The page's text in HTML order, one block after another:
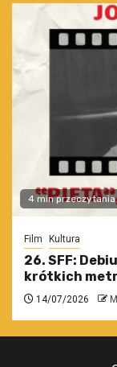
4 min przeczytania
Film Kultura
26. SFF:
krótkich
14/07/2026